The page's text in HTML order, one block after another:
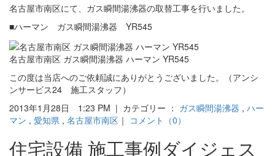
名古屋市南区にて、ガス瞬間湯沸器の取替工事を行いました。
■ハーマン ガス瞬間湯沸器 YR545
名古屋市南区 ガス瞬間湯沸器 ハーマン YR545
この度は当店へのご依頼誠にありがとうございました。（アンシ
ンサービス24 施工スタッフ）
2013年1月28日 1:23 PM | カテゴリー ： ガス瞬間湯沸器 , ハー
マン , 愛知県 , 名古屋市南区 ｜ コメント（0）
住宅設備 施工事例ダイジェス